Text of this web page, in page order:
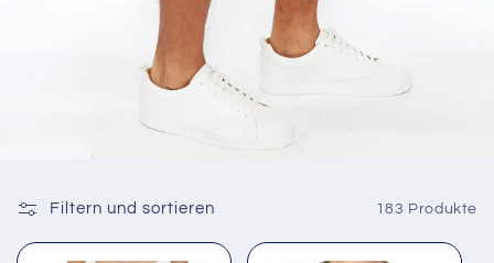
Filtern und sortieren 183 Produkte